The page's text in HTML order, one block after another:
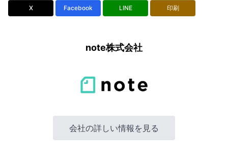
X Facebook LINE 印刷
note株式会社
会社の詳しい情報を見る